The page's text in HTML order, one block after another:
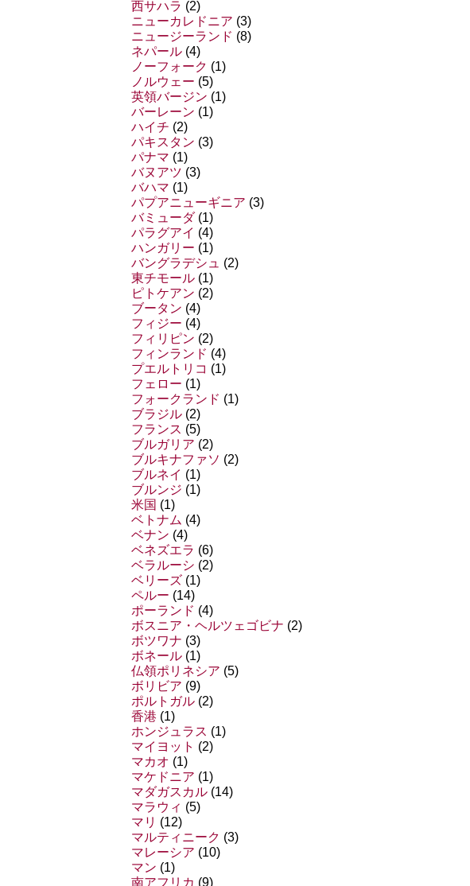
西サハラ (2)
ニューカレドニア (3)
ニュージーランド (8)
ネパール (4)
ノーフォーク (1)
ノルウェー (5)
英領バージン (1)
バーレーン (1)
ハイチ (2)
パキスタン (3)
パナマ (1)
バヌアツ (3)
バハマ (1)
パプアニューギニア (3)
バミューダ(1)
パラグアイ (4)
ハンガリー (1)
バングラデシュ (2)
東チモール (1)
ピトケアン (2)
ブータン (4)
フィジー (4)
フィリピン (2)
フィンランド (4)
プエルトリコ (1)
フェロー (1)
フォークランド (1)
ブラジル (2)
フランス (5)
ブルガリア (2)
ブルキナファソ (2)
ブルネイ (1)
ブルンジ (1)
米国 (1)
ベトナム (4)
ベナン (4)
ベネズエラ (6)
ベラルーシ (2)
ベリーズ (1)
ペルー (14)
ポーランド (4)
ボスニア・ヘルツェゴビナ (2)
ボツワナ (3)
ボネール (1)
仏領ポリネシア (5)
ボリビア (9)
ポルトガル (2)
香港 (1)
ホンジュラス (1)
マイヨット (2)
マカオ (1)
マケドニア (1)
マダガスカル (14)
マラウィ (5)
マリ (12)
マルティニーク (3)
マレーシア (10)
マン (1)
南アフリカ (9)